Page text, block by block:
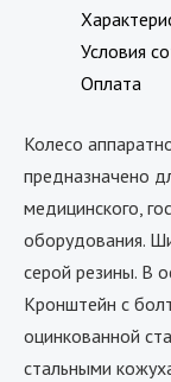
Условия
Оплата
Колесо
предназначено
медицинского,
оборудования.
серой резины. В
Кронштейн с
оцинкованной
стальными